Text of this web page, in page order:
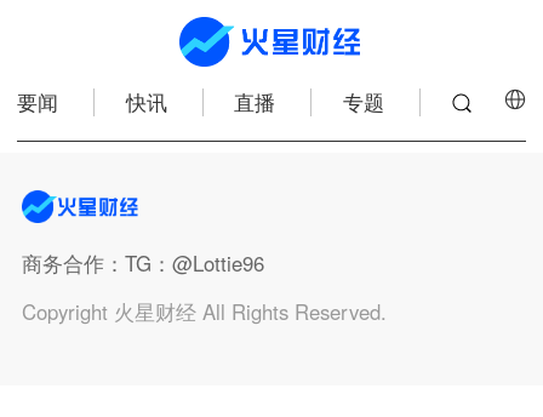
要闻 快讯 直播 专题
商务合作：TG：@Lottie96
Copyright 火星财经 All Rights Reserved.